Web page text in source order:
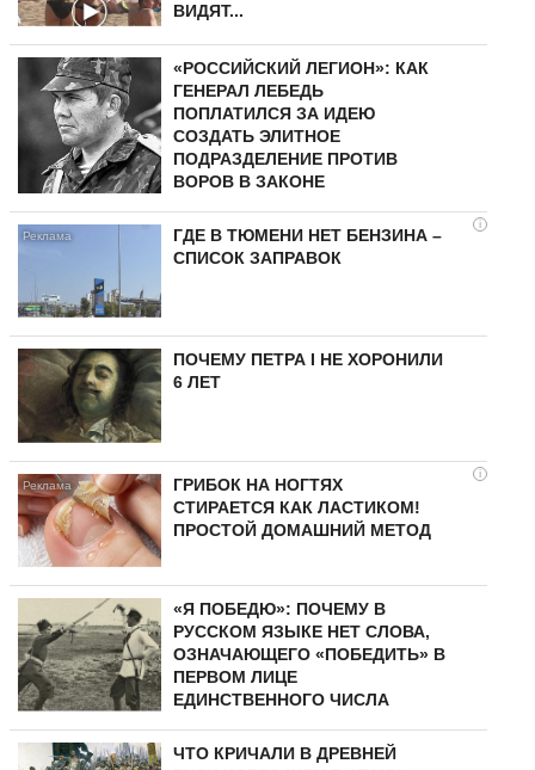
ВИДЯТ...
«РОССИЙСКИЙ ЛЕГИОН»: КАК
ГЕНЕРАЛ ЛЕБЕДЬ
ПОПЛАТИЛСЯ ЗА ИДЕЮ
СОЗДАТЬ ЭЛИТНОЕ
ПОДРАЗДЕЛЕНИЕ ПРОТИВ
ВОРОВ В ЗАКОНЕ
i
ГДЕ В ТЮМЕНИ НЕТ БЕНЗИНА –
СПИСОК ЗАПРАВОК
ПОЧЕМУ ПЕТРА I НЕ ХОРОНИЛИ
6 ЛЕТ
i
ГРИБОК НА НОГТЯХ
СТИРАЕТСЯ КАК ЛАСТИКОМ!
ПРОСТОЙ ДОМАШНИЙ МЕТОД
«Я ПОБЕДЮ»: ПОЧЕМУ В
РУССКОМ ЯЗЫКЕ НЕТ СЛОВА,
ОЗНАЧАЮЩЕГО «ПОБЕДИТЬ» В
ПЕРВОМ ЛИЦЕ
ЕДИНСТВЕННОГО ЧИСЛА
ЧТО КРИЧАЛИ В ДРЕВНЕЙ